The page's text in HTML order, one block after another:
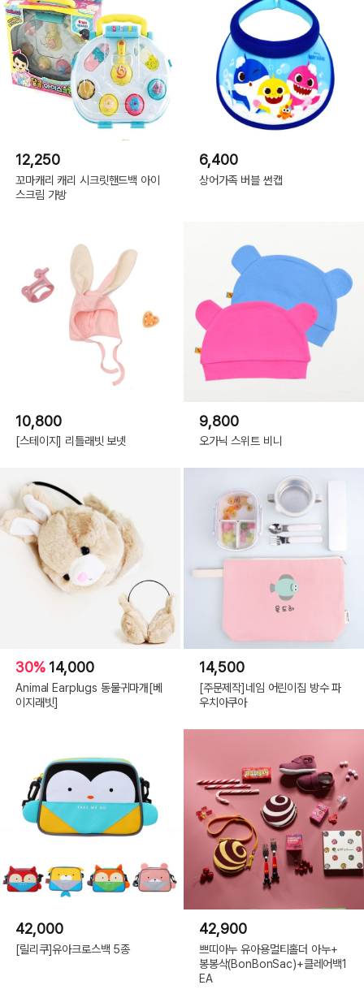
12,250
꼬마캐리 캐리 시크릿핸드백 아이
스크림 가방
6,400
상어가족 버블 썬캡
10,800
[스테이지] 리틀래빗 보넷
9,800
오가닉 스위트 비니
30% 14,000
Animal Earplugs 동물귀마개[베
이지래빗]
14,500
[주문제작]네임 어린이집 방수 파
우치아쿠아
42,000
[릴리쿠]유아크로스백 5종
42,900
쁘띠아누 유아용멀티홀더 아누+
봉봉삭(BonBonSac)+클레어백1
EA